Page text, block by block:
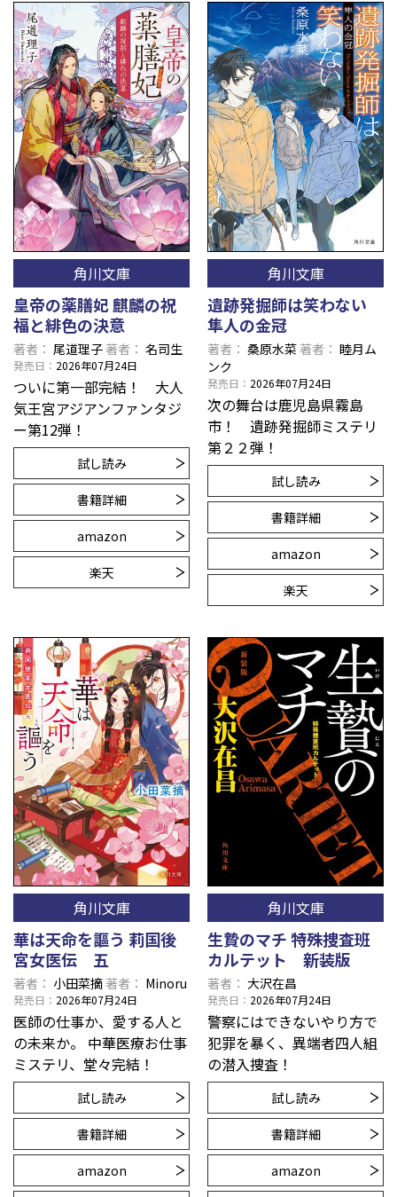
角川文庫
皇帝の薬膳妃 麒麟の祝
福と緋色の決意
著者 尾道理子著者 名司生
発売日 2026年07月24日
ついに第一部完結！ 大人
気王宮アジアンファンタジ
ー第12弾！
試し読み
書籍詳細
amazon
楽天
角川文庫
遺跡発掘師は笑わない
隼人の金冠
著者 桑原水菜著者
睦月ム
ンク
発売日 2026年07月24日
次の舞台は鹿児島県霧島
市！ 遺跡発掘師ミステリ
第２２弾！
試し読み
書籍詳細
amazon
楽天
角川文庫
華は天命を謳う 莉国後
宮女医伝 五
著者 小田菜摘著者 Minoru
発売日 2026年07月24日
医師の仕事か、愛する人と
の未来か。 中華医療お仕事
ミステリ、堂々完結！
試し読み
書籍詳細
amazon
角川文庫
生贄のマチ 特殊捜査班
カルテット 新装版
著者 大沢在昌
発売日 2026年07月24日
警察にはできないやり方で
犯罪を暴く、異端者四人組
の潜入捜査！
試し読み
書籍詳細
amazon